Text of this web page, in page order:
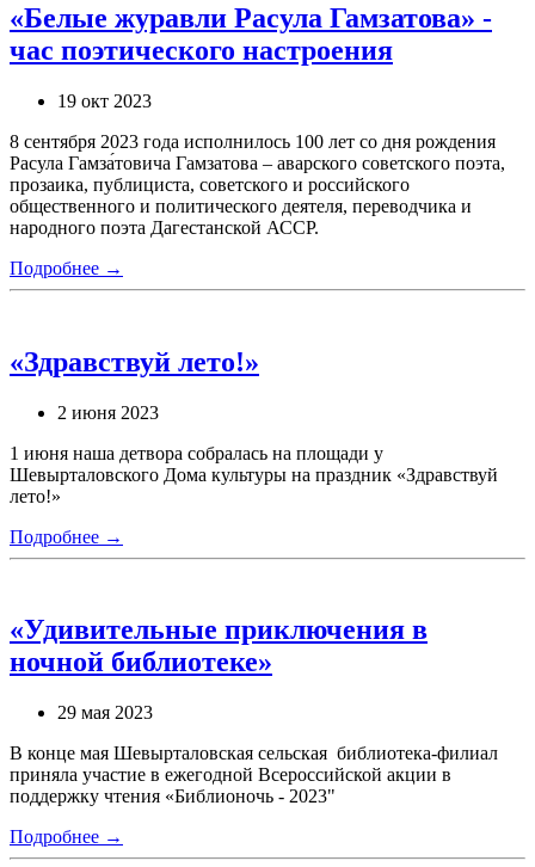
«Белые журавли Расула Гамзатова» -
час поэтического настроения
19 окт 2023
8 cентября 2023 года исполнилось 100 лет со дня рождения
Расула Гамза́товича Гамзатова – аварского советского поэта,
прозаика, публициста, советского и российского
общественного и политического деятеля, переводчика и
народного поэта Дагестанской АССР.
Подробнее →
«Здравствуй лето!»
2 июня 2023
1 июня наша детвора собралась на площади у
Шевырталовского Дома культуры на праздник «Здравствуй
лето!»
Подробнее →
«Удивительные приключения в
ночной библиотеке»
29 мая 2023
В конце мая Шевырталовская сельская библиотека-филиал
приняла участие в ежегодной Всероссийской акции в
поддержку чтения «Библионочь - 2023"
Подробнее →